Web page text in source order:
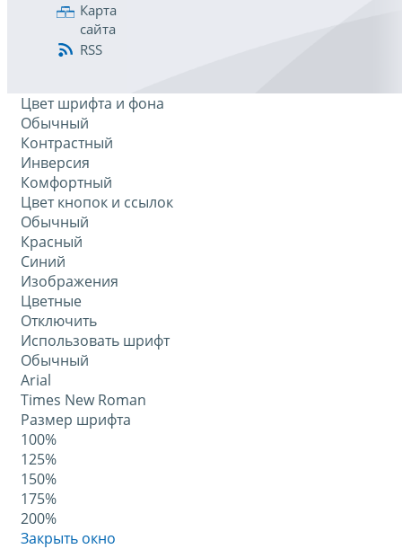
Карта
сайта
RSS
Цвет шрифта и фона
Обычный
Контрастный
Инверсия
Комфортный
Цвет кнопок и ссылок
Обычный
Красный
Синий
Изображения
Цветные
Отключить
Использовать шрифт
Обычный
Arial
Times New Roman
Размер шрифта
100%
125%
150%
175%
200%
Закрыть окно